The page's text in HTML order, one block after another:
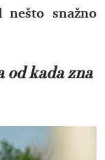
nešto snažno
kada zna